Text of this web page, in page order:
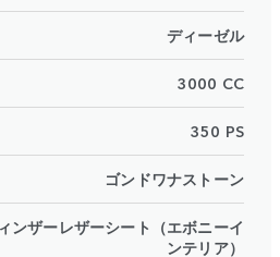
ディーゼル
3000 CC
350 PS
ゴンドワナストーン
ンザーレザーシート（エボニーイ
ンテリア）